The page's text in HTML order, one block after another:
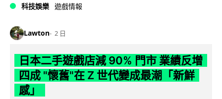
科技娛樂 遊戲情報
Lawton 2 日
日本二手遊戲店減 90% 門市 業績反增
四成 "懷舊"在 Z 世代變成最潮「新鮮
感」